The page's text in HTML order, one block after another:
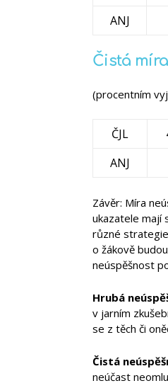
ANJ
Čistá
(procentním
ČJL
ANJ
Závěr: Míra
ukazatele mají
různé
o žákově
neúspěšnost
Hrubá
v jarním
se z těch či
Čistá
neúčast